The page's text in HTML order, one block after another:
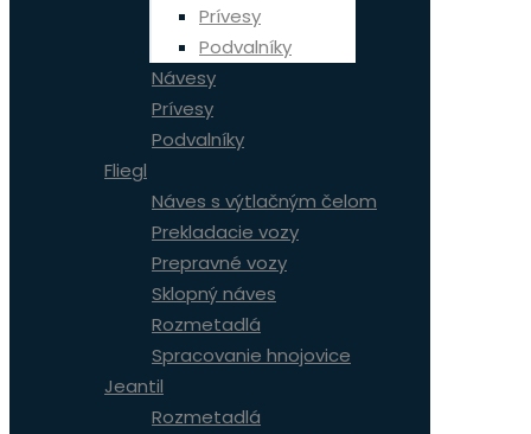
Prívesy
Podvalníky
Návesy
Prívesy
Podvalníky
Fliegl
Náves s výtlačným čelom
Prekladacie vozy
Prepravné vozy
Sklopný náves
Rozmetadlá
Spracovanie hnojovice
Jeantil
Rozmetadlá